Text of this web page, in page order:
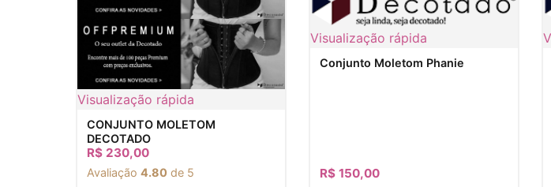
Visualização rápida
CONJUNTO MOLETOM
DECOTADO
R$ 230,00
Avaliação 4.80 de 5
Visualização rápida
Conjunto Moletom Phanie
R$ 150,00